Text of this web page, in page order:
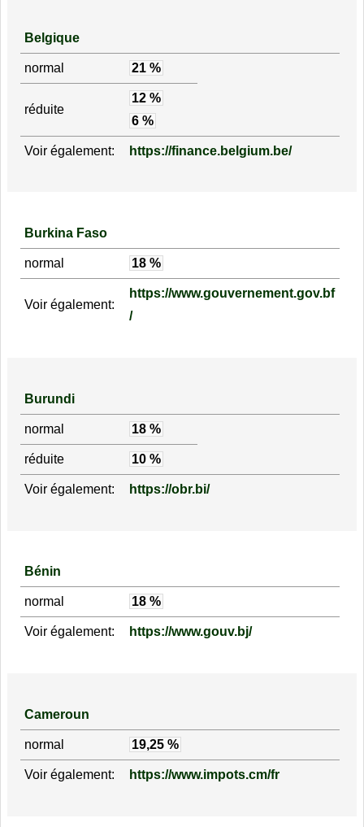
Belgique
normal 21 %
réduite
12 %
6 %
Voir également: https://finance.belgium.be/
Burkina Faso
normal 18 %
Voir également:
https://www.gouvernement.gov.bf
/
Burundi
normal 18 %
réduite 10 %
Voir également: https://obr.bi/
Bénin
normal 18 %
Voir également: https://www.gouv.bj/
Cameroun
normal 19,25 %
Voir également: https://www.impots.cm/fr